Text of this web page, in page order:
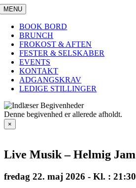
Skip
to
content
MENU
BOOK BORD
BRUNCH
FROKOST & AFTEN
FESTER & SELSKABER
EVENTS
KONTAKT
ADGANGSKRAV
LEDIGE STILLINGER
Denne begivenhed er allerede afholdt.
×
Live Musik – Helmig Jam
fredag 22. maj 2026 - Kl. : 21:30